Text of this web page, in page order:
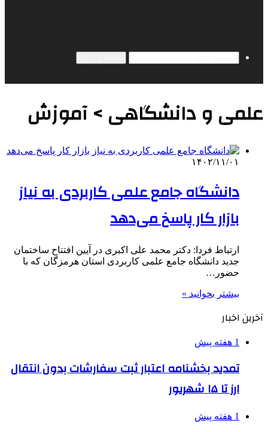
علمی‌ و دانشگاهی > آموزش
۱۴۰۲/۱۱/۰۱
دانشگاه جامع علمی کاربردی به نیاز
بازار کار پاسخ می‌دهد
ارتباط فردا: دکتر محمد علی اکبری در آیین افتتاح ساختمان
جدید دانشگاه جامع علمی کاربردی استان هرمزگان که با
حضور…
بیشتر بخوانید »
آخرین اخبار
1 هفته پیش
تمدید بخشنامه اعتبار ثبت سفارشات بدون انتقال
ارز تا ۱۵ شهریور
1 هفته پیش